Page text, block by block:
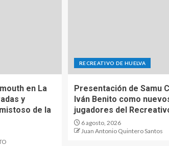
en La
y
de la
RECREATIVO DE HUELVA
Presentación de Samu
Iván Benito como
jugadores del
6 agosto, 2026
Juan Antonio Quintero Santos